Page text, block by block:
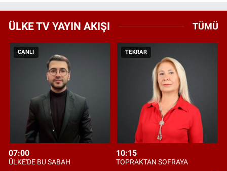
ÜLKE TV YAYIN AKIŞI TÜMÜ
CANLI
07:00
ÜLKE'DE BU SABAH
TEKRAR
10:15
TOPRAKTAN SOFRAYA